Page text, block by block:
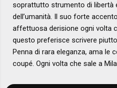
soprattutto strumento di libertà
dell’umanità. Il suo forte
affettuosa derisione ogni volta
questo preferisce scrivere
Penna di rara eleganza, ama le
coupé. Ogni volta che sale a